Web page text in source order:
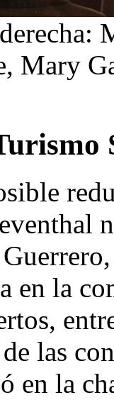
Mary
en la
las
en la